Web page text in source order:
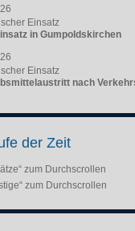
Einsatz
in Gumpoldskirchen
Einsatz
nach
der Zeit
zum Durchscrollen
zum Durchscrollen